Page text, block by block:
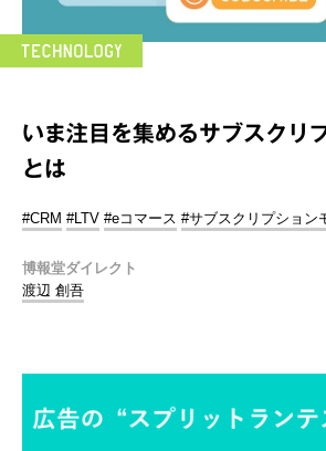
いま注目を集めるサブスクリ
とは
#CRM #LTV #eコマース #サブスクリプション
博報堂ダイレクト
渡辺 創吾